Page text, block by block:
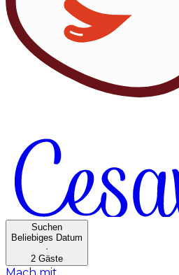
Suchen
Beliebiges Datum
·
2 Gäste